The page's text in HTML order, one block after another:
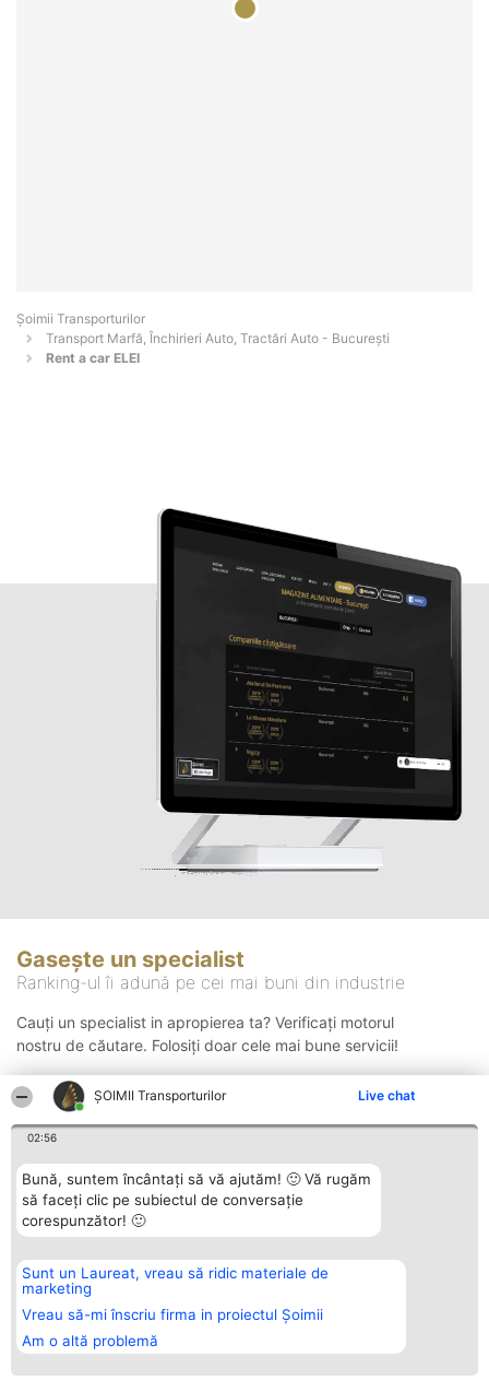
ȘOIMII Transporturilor Live chat
02:56
Bună, suntem încântați să vă ajutăm! 🙂 Vă rugăm
să faceți clic pe subiectul de conversație
corespunzător! 🙂
Sunt un Laureat, vreau să ridic materiale de
marketing
Vreau să-mi înscriu firma in proiectul Șoimii
Am o altă problemă
Șoimii Transporturilor
Transport Marfă, Închirieri Auto, Tractări Auto - Bucureşti
Rent a car ELEI
Gasește un specialist
Ranking-ul îi adună pe cei mai buni din industrie
Cauți un specialist in apropierea ta? Verificați motorul
nostru de căutare. Folosiți doar cele mai bune servicii!
Organizator Ranking
BRIGHT SOLUTIONS BR SRL
Aleea Timisul De Sus 2 Bl. A30
Sc. A Et. 4 Ap. 13 Cod 061952
București
CUI 36737675
Plebiscyt
Lista Tuturor
Laureaților
Statut
Contact